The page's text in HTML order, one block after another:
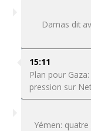
Damas dit
15:11
Plan pour
pression sur
Yémen: